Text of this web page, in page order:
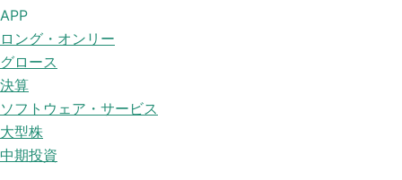
APP
ロング・オンリー
グロース
決算
ソフトウェア・サービス
大型株
中期投資